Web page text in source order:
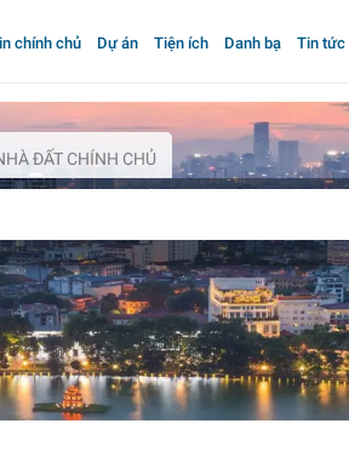
chính chủ Dự án Tiện ích Danh bạ Tin tức
ĐẤT CHÍNH CHỦ